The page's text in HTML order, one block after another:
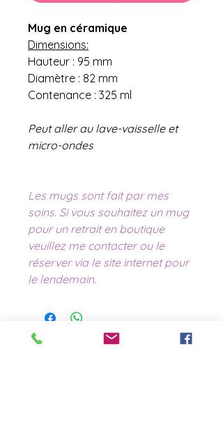
Mug en céramique
Dimensions:
Hauteur : 95 mm
Diamètre : 82 mm
Contenance : 325 ml
Peut aller au lave-vaisselle et
micro-ondes
Les mugs sont fait par mes
soins. Si vous souhaitez un mug
pour un retrait en boutique
veuillez me contacter ou le
réserver via le site internet pour
le lendemain.
contact@laboutiquederose.